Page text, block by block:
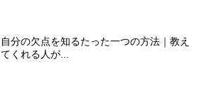
自分の欠点を知るたった一つの方法｜教え
てくれる人が...